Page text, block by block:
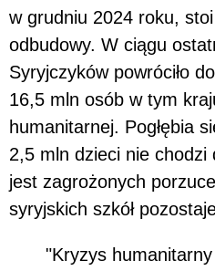
w grudniu 2024 roku,
odbudowy. W ciągu
Syryjczyków powróciło
16,5 mln osób w tym
humanitarnej. Pogłębia
2,5 mln dzieci nie chodzi
jest zagrożonych
syryjskich szkół
"Kryzys